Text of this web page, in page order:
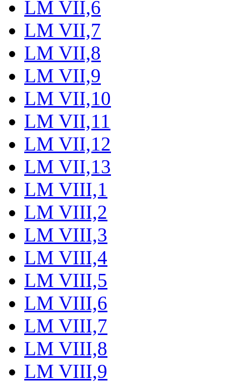
LM VII,6
LM VII,7
LM VII,8
LM VII,9
LM VII,10
LM VII,11
LM VII,12
LM VII,13
LM VIII,1
LM VIII,2
LM VIII,3
LM VIII,4
LM VIII,5
LM VIII,6
LM VIII,7
LM VIII,8
LM VIII,9